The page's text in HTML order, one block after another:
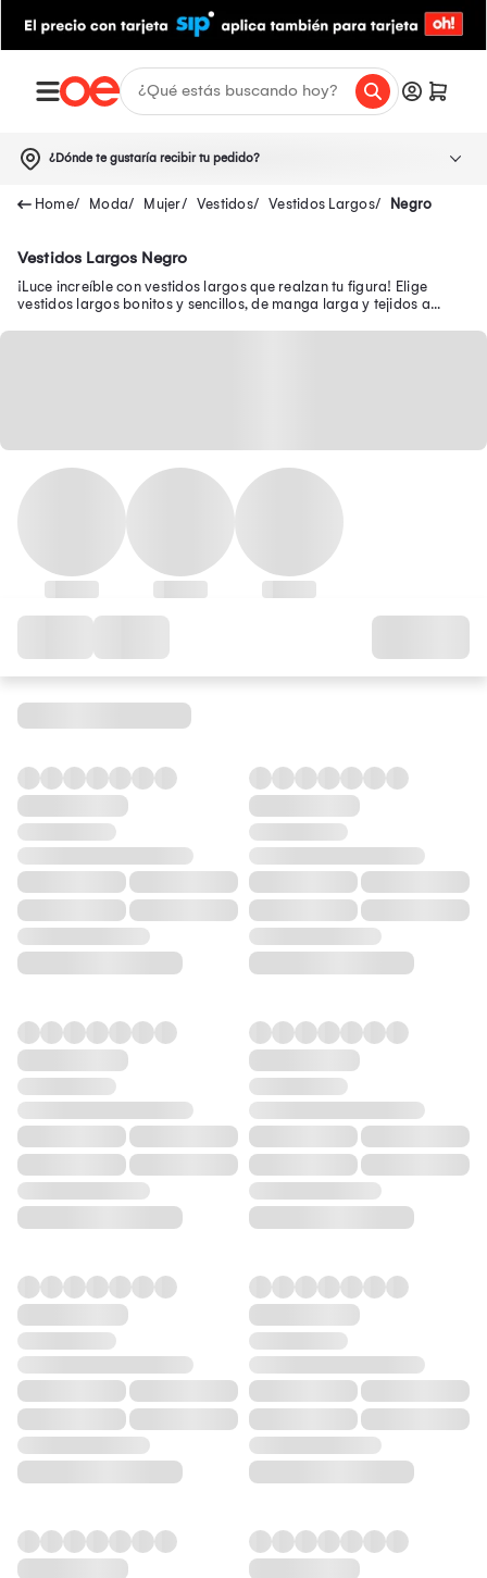
¿Dónde te gustaría recibir tu pedido?
Moda Mujer Vestidos Vestidos Largos Negro
Vestidos Largos Negro
¡Luce increíble con vestidos largos que realzan tu figura! Elige
vestidos largos bonitos y sencillos, de manga larga y tejidos a